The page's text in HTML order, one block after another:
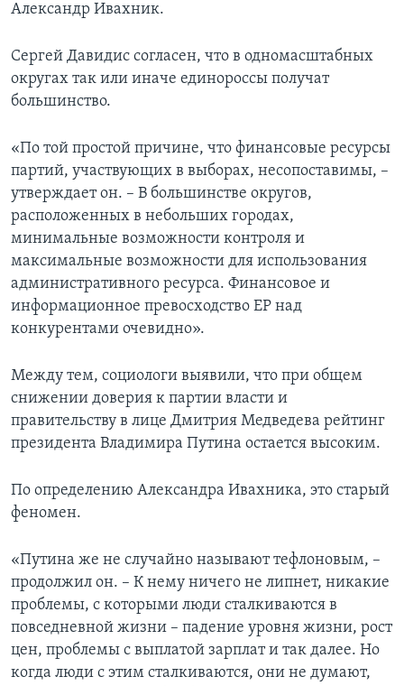
Александр Ивахник.
Сергей Давидис согласен, что в одномасштабных
округах так или иначе единороссы получат
большинство.
«По той простой причине, что финансовые ресурсы
партий, участвующих в выборах, несопоставимы, –
утверждает он. – В большинстве округов,
расположенных в небольших городах,
минимальные возможности контроля и
максимальные возможности для использования
административного ресурса. Финансовое и
информационное превосходство ЕР над
конкурентами очевидно».
Между тем, социологи выявили, что при общем
снижении доверия к партии власти и
правительству в лице Дмитрия Медведева рейтинг
президента Владимира Путина остается высоким.
По определению Александра Ивахника, это старый
феномен.
«Путина же не случайно называют тефлоновым, –
продолжил он. – К нему ничего не липнет, никакие
проблемы, с которыми люди сталкиваются в
повседневной жизни – падение уровня жизни, рост
цен, проблемы с выплатой зарплат и так далее. Но
когда люди с этим сталкиваются, они не думают,